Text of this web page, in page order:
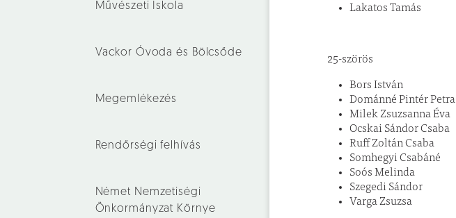
Művészeti Iskola
Vackor Óvoda és Bölcsőde
Megemlékezés
Rendőrségi felhívás
Német Nemzetiségi
Önkormányzat Környe
Lakatos Tamás
25-szörös
Bors István
Dománné Pintér Petra
Milek Zsuzsanna Éva
Ocskai Sándor Csaba
Ruff Zoltán Csaba
Somhegyi Csabáné
Soós Melinda
Szegedi Sándor
Varga Zsuzsa